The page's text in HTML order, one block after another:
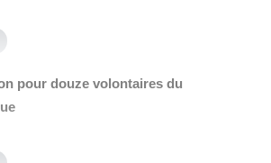
pour douze volontaires du